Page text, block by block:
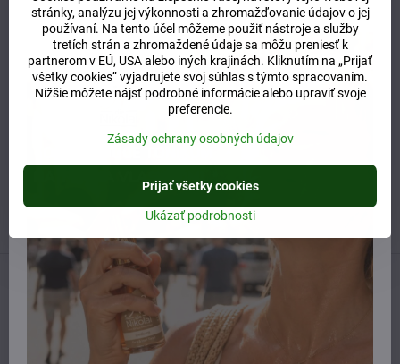
Potrebujete poradiť alebo pomôcť?
+421 904 55 33 96
info​@prirodnyraj​.sk
Ružinovská 40, 82103 Bratislava
Otváracie hodiny
UTOROK 10:00 - 15:00
ŠTVRTOK 10:00 - 15:00
Predchádzajúci produkt Nasledujúci produkt
Naposledy ste si prezerali
stránky, analýzu jej výkonnosti a zhromažďovanie údajov o jej
používaní. Na tento účel môžeme použiť nástroje a služby
tretích strán a zhromaždené údaje sa môžu preniesť k
partnerom v EÚ, USA alebo iných krajinách. Kliknutím na „Prijať
všetky cookies“ vyjadrujete svoj súhlas s týmto spracovaním.
Nižšie môžete nájsť podrobné informácie alebo upraviť svoje
preferencie.
Zásady ochrany osobných údajov
Ukázať podrobnosti
Prijať všetky cookies